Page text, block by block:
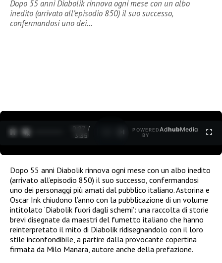
Dopo 55 anni Diabolik rinnova ogni mese con un albo
inedito (arrivato all’episodio 850) il suo successo,
confermandosi uno dei…
0:27 /
3:35
POWERED
BY
AdhubMedia
Dopo 55 anni Diabolik rinnova ogni mese con un albo inedito
(arrivato all’episodio 850) il suo successo, confermandosi
uno dei personaggi più amati dal pubblico italiano. Astorina e
Oscar Ink chiudono l’anno con la pubblicazione di un volume
intitolato ‘Diabolik fuori dagli schemi’: una raccolta di storie
brevi disegnate da maestri del fumetto italiano che hanno
reinterpretato il mito di Diabolik ridisegnandolo con il loro
stile inconfondibile, a partire dalla provocante copertina
firmata da Milo Manara, autore anche della prefazione.